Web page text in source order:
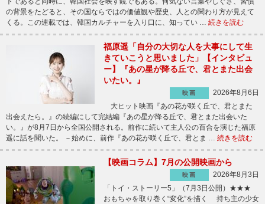
の背景をたどると、その国ならではの価値観や歴史、人との関わり方が見えて
くる。この連載では、韓国カルチャーを入り口に、知ってい … 続きを読む
福原遥「自分の大切な人を大事にして生
きていこうと思いました」【インタビュ
ー】『あの星が降る丘で、君とまた出会
いたい。』
映画
2026年8月6日
大ヒット映画『あの花が咲く丘で、君とまた
出会えたら。』の続編にして完結編『あの星が降る丘で、君とまた出会いた
い。』が8月7日から全国公開される。前作に続いて主人公の百合を演じた福原
遥に話を聞いた。 －始めに、前作『あの花が咲く丘で、君とま … 続きを読む
【映画コラム】7月の公開映画から
映画
2026年8月3日
「トイ・ストーリー5」（7月3日公開）★★★
おもちゃを取り巻く“変化”を描く 持ち主の少女